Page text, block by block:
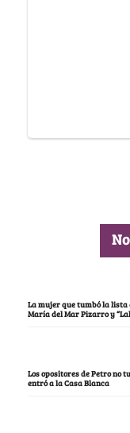
La mujer que tumbó la lista
María del Mar Pizarro y
Los opositores de Petro no
entró a la Casa Blanca